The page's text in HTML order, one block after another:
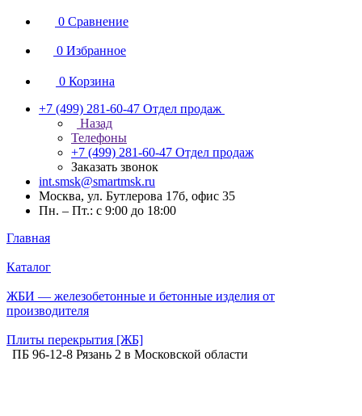
0 Сравнение
0 Избранное
0 Корзина
+7 (499) 281-60-47 Отдел продаж
Назад
Телефоны
+7 (499) 281-60-47 Отдел продаж
Заказать звонок
int.smsk@smartmsk.ru
Москва, ул. Бутлерова 17б, офис 35
Пн. – Пт.: с 9:00 до 18:00
Главная
Каталог
ЖБИ — железобетонные и бетонные изделия от
производителя
Плиты перекрытия [ЖБ]
ПБ 96-12-8 Рязань 2 в Московской области